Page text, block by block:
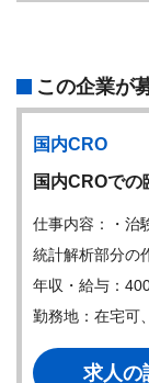
この企業が
国内CRO
国内CROで
仕事内容：・治
統計解析部分の
年収・給与：
勤務地：在宅可
求人の